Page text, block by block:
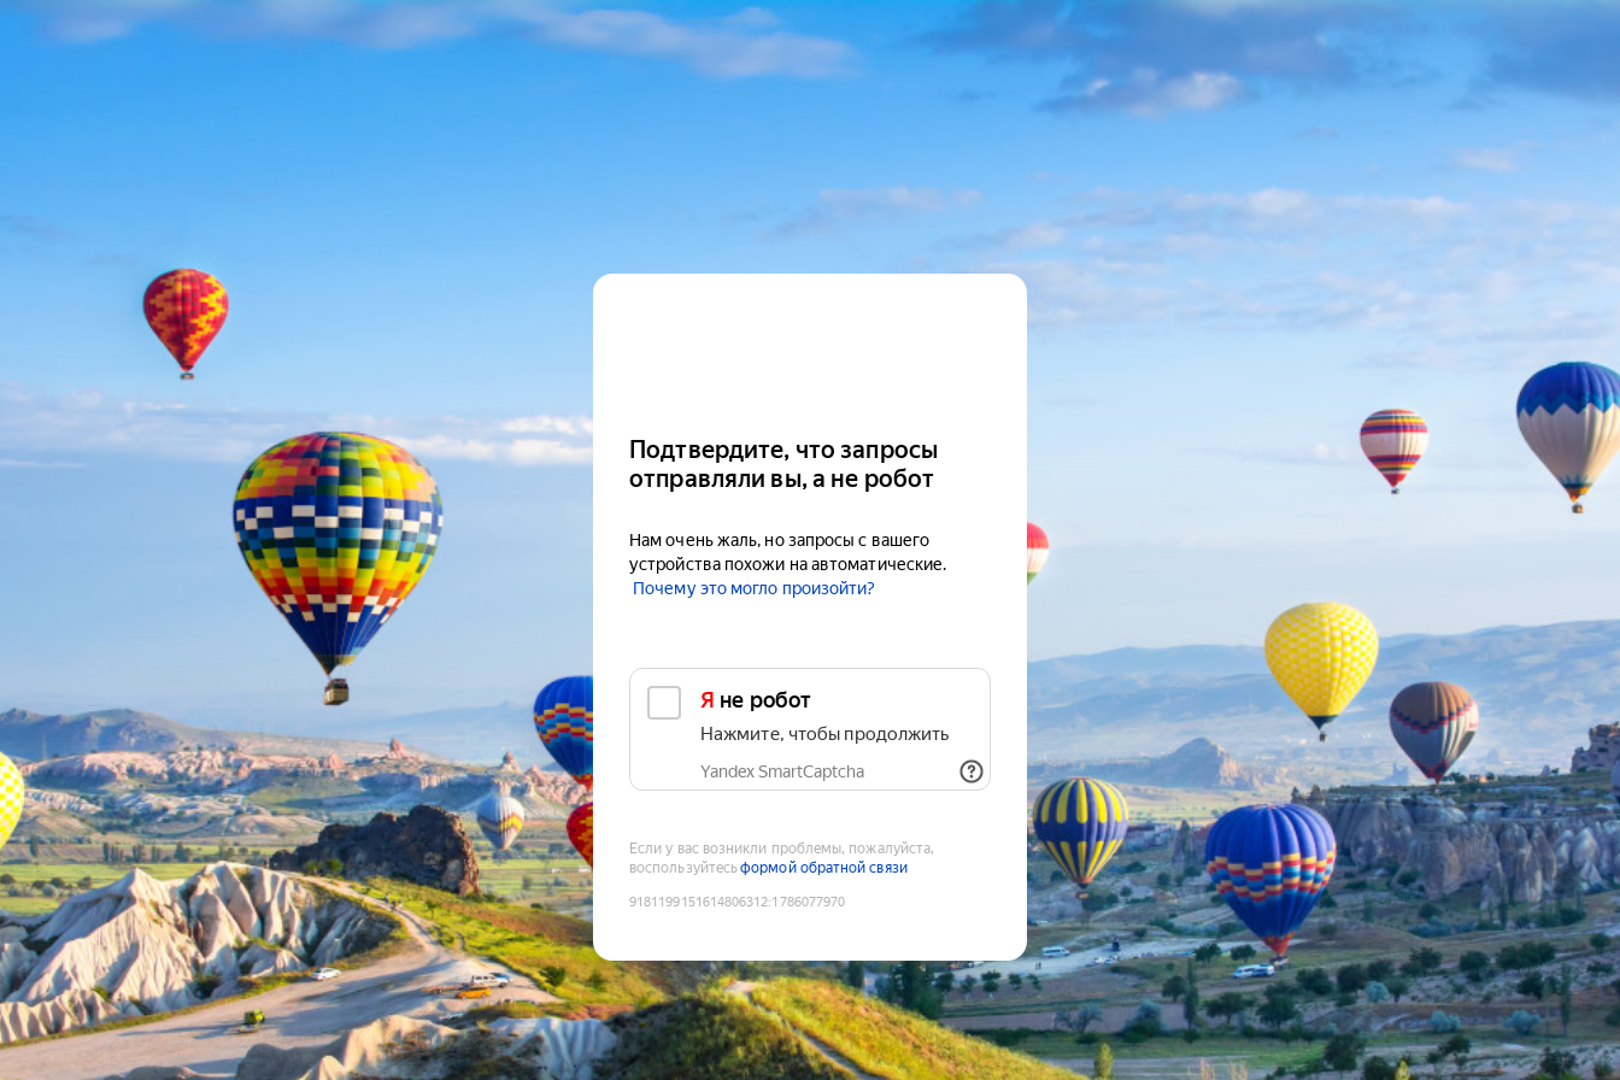
Подтвердите, что запросы
отправляли вы, а не робот
Нам очень жаль, но запросы с вашего
устройства похожи на автоматические.
Почему это могло произойти?
Я не робот
Нажмите, чтобы продолжить
Yandex SmartCaptcha
Если у вас возникли проблемы, пожалуйста,
воспользуйтесьформой обратной связи
9181199151614806312:1786077970